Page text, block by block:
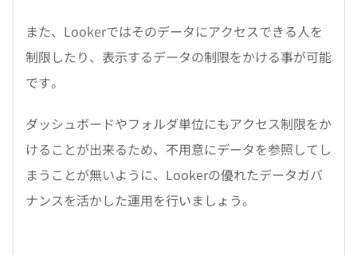
また、Lookerではそのデータにアクセスできる人を
制限したり、表示するデータの制限をかける事が可能
です。
ダッシュボードやフォルダ単位にもアクセス制限をか
けることが出来るため、不用意にデータを参照してし
まうことが無いように、Lookerの優れたデータガバ
ナンスを活かした運用を行いましょう。